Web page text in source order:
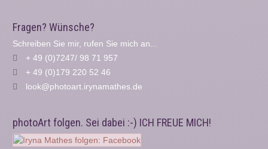
Fragen? Wünsche?
Schreiben Sie mir, rufen Sie mich an...
+ 49 (0)7247/ 98 71 957
+ 49 (0)179 220 52 46
look@photoart.irynamathes.de
photoArt folgen. Sei dabei :-) ICH FREUE MICH!